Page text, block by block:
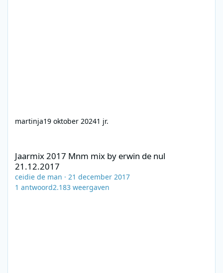
martinja19 oktober 20241 jr.
Jaarmix 2017 Mnm mix by erwin de nul
21.12.2017
ceidie de man · 21 december 2017
1 antwoord2.183 weergaven